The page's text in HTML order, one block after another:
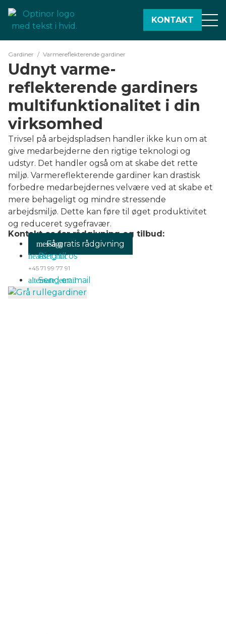
KONTAKT
20 års erfaring
Gardiner / Varmereflekterende gardiner
Udnyt varme­
reflekterende gardiners
multi­funktionalitet i din
virksomhed
Trivsel på arbejdspladsen handler ikke kun om at
give medarbejderne den rigtige teknologi og
udstyr. Det handler også om at skabe det rette
miljø. Varmereflekterende gardiner kan drastisk
forbedre medarbejdernes velvære ved at skabe et
mere behageligt og mindre stressende
arbejdsmiljø. Dette kan føre til øget produktivitet
og reduceret sygefravær.
Kontakt os for rådgivning og tilbud:
Få gratis rådgivning
Ring til os
+45 71 99 77 91
Send en mail